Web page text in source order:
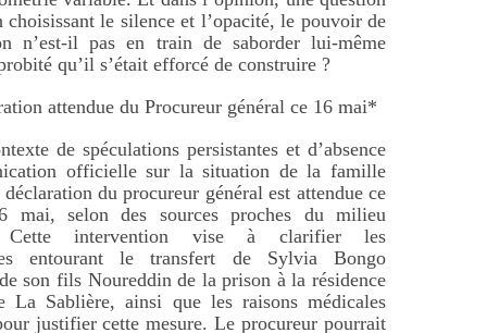
choisissant le silence et l’opacité, le pouvoir de
n’est-il pas en train de saborder lui-même
qu’il s’était efforcé de construire ?
attendue du Procureur général ce 16 mai*
de spéculations persistantes et d’absence
officielle sur la situation de la famille
du procureur général est attendue ce
mai, selon des sources proches du milieu
Cette intervention vise à clarifier les
entourant le transfert de Sylvia Bongo
son fils Noureddin de la prison à la résidence
La Sablière, ainsi que les raisons médicales
justifier cette mesure. Le procureur pourrait